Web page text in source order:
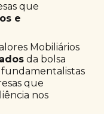
que
e
Mobiliários
da bolsa
fundamentalistas
que
nos